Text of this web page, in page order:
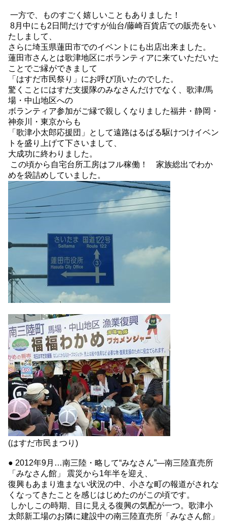
一方で、ものすごく嬉しいこともありました！
8月中にも2日間だけですが仙台/藤崎百貨店での販売をい
たしまして、
さらに埼玉県蓮田市でのイベントにも出店出来ました。
蓮田市さんとは歌津地区にボランティアに来ていただいた
ことでご縁ができまして
「はすだ市民祭り」にお呼び頂いたのでした。
驚くことにはすだ支援隊のみなさんだけでなく、歌津/馬
場・中山地区への
ボランティア参加がご縁で親しくなりました福井・静岡・
神奈川・東京からも
「歌津小太郎応援団」として遠路はるばる駆けつけイベン
トを盛り上げて下さいまして、
大成功に終わりました。
この頃から自宅台所工房はフル稼働！ 家族総出でわか
めを袋詰めしていました。
(はすだ市民まつり)
● 2012年9月…南三陸・略して“みなさん”―南三陸直売所
「みなさん館」 震災から1年半を迎え、
復興もあまり進まない状況の中、小さな町の報道がされな
くなってきたことを感じはじめたのがこの頃です。
しかしこの時期、目に見える復興の気配が一つ。歌津小
太郎新工場のお隣に建設中の南三陸直売所「みなさん館」